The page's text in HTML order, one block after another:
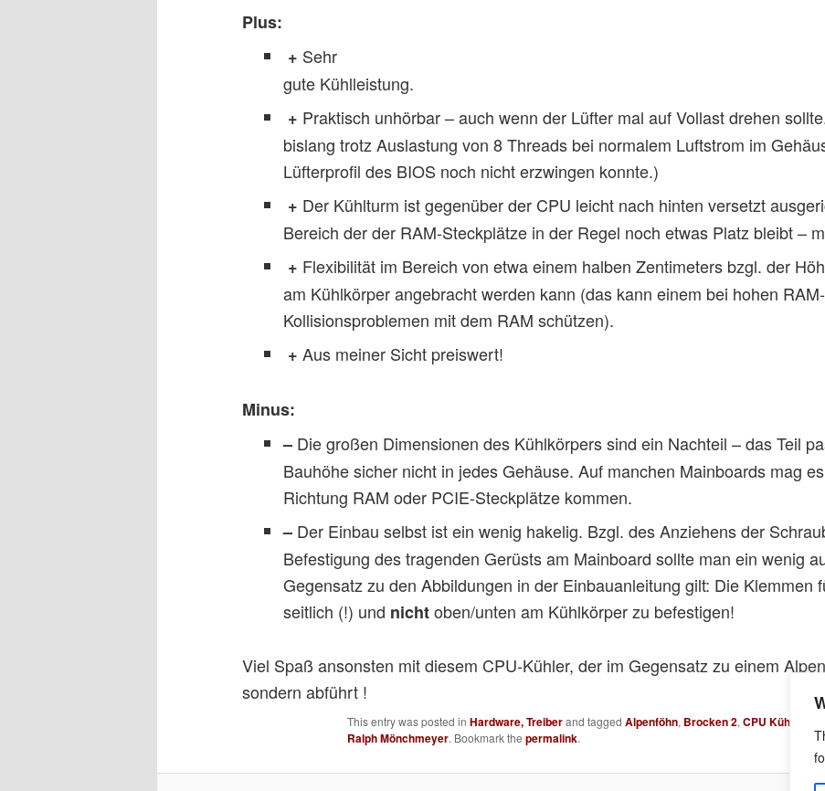
Plus:
+ Sehr
gute Kühlleistung.
+ Praktisch unhörbar – auch wenn der Lüfter mal auf Vollast drehen
bislang trotz Auslastung von 8 Threads bei normalem Luftstrom im
Lüfterprofil des BIOS noch nicht erzwingen konnte.)
+ Der Kühlturm ist gegenüber der CPU leicht nach hinten versetzt
Bereich der der RAM-Steckplätze in der Regel noch etwas Platz bleibt –
+ Flexibilität im Bereich von etwa einem halben Zentimeters bzgl. der
am Kühlkörper angebracht werden kann (das kann einem bei hohen
Kollisionsproblemen mit dem RAM schützen).
+ Aus meiner Sicht preiswert!
Minus:
–Die großen Dimensionen des Kühlkörpers sind ein Nachteil – das Teil
Bauhöhe sicher nicht in jedes Gehäuse. Auf manchen Mainboards mag
Richtung RAM oder PCIE-Steckplätze kommen.
–Der Einbau selbst ist ein wenig hakelig. Bzgl. des Anziehens der
Befestigung des tragenden Gerüsts am Mainboard sollte man ein wenig
Gegensatz zu den Abbildungen in der Einbauanleitung gilt: Die Klemmen
seitlich (!) und nichtoben/unten am Kühlkörper zu befestigen!
Viel Spaß ansonsten mit diesem CPU-Kühler, der im Gegensatz zu einem
sondern abführt !
This entry was posted in Hardware, Treiberand tagged Alpenföhn, Brocken 2, CPU Kühlung
Ralph Mönchmeyer. Bookmark the permalink.